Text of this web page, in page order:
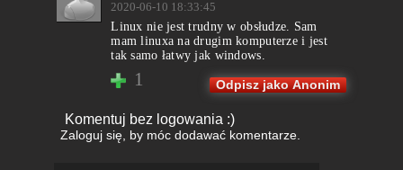
2020-06-10 18:33:45
Linux nie jest trudny w obsłudze. Sam
mam linuxa na drugim komputerze i jest
tak samo łatwy jak windows.
1 Odpisz jako Anonim
Komentuj bez logowania :)
Zaloguj się, by móc dodawać komentarze.